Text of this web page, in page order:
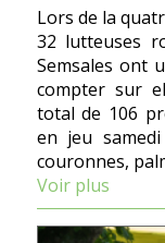
Lors de la
32 lutteuses
Semsales ont
compter sur
total de 106
en jeu
couronnes,
Voir plus